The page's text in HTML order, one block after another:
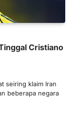
Cristiano
seiring klaim Iran
beberapa negara